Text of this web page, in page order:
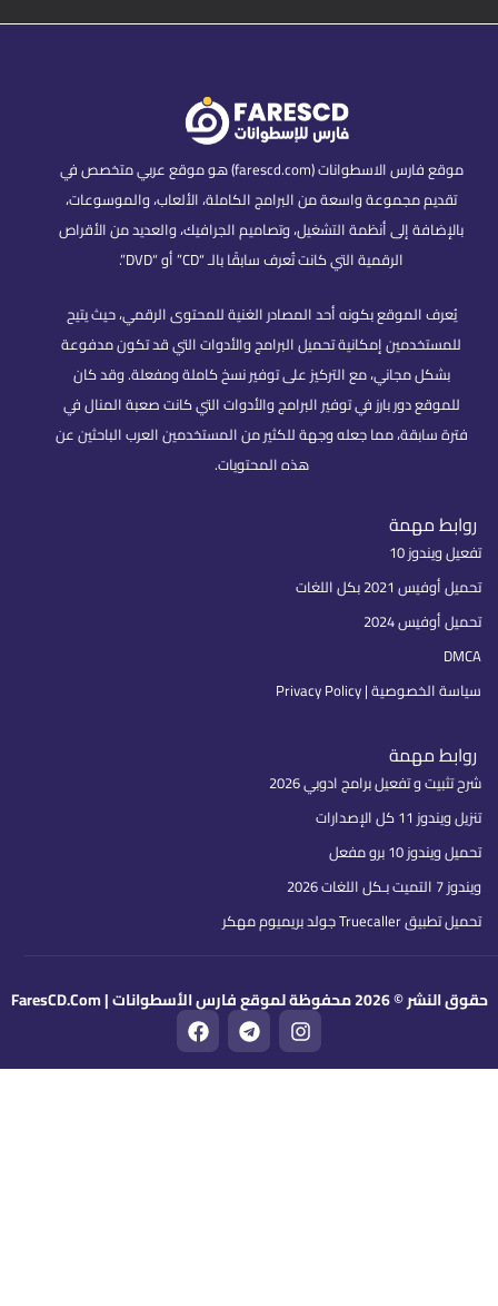
موقع فارس الاسطوانات (farescd.com) هو موقع عربي متخصص في
تقديم مجموعة واسعة من البرامج الكاملة، الألعاب، والموسوعات،
بالإضافة إلى أنظمة التشغيل، وتصاميم الجرافيك، والعديد من الأقراص
الرقمية التي كانت تُعرف سابقًا بالـ “CD” أو “DVD”.
يُعرف الموقع بكونه أحد المصادر الغنية للمحتوى الرقمي، حيث يتيح
للمستخدمين إمكانية تحميل البرامج والأدوات التي قد تكون مدفوعة
بشكل مجاني، مع التركيز على توفير نسخ كاملة ومفعلة. وقد كان
للموقع دور بارز في توفير البرامج والأدوات التي كانت صعبة المنال في
فترة سابقة، مما جعله وجهة للكثير من المستخدمين العرب الباحثين عن
هذه المحتويات.
روابط مهمة
تفعيل ويندوز 10
تحميل أوفيس 2021 بكل اللغات
تحميل أوفيس 2024
DMCA
سياسة الخصوصية | Privacy Policy
روابط مهمة
شرح تثبيت و تفعيل برامج ادوبي 2026
تنزيل ويندوز 11 كل الإصدارات
تحميل ويندوز 10 برو مفعل
ويندوز 7 التميت بـكل اللغات 2026
تحميل تطبيق Truecaller جولد بريميوم مهكر
حقوق النشر © 2026 محفوظة لموقع فارس الأسطوانات | FaresCD.Com I
n
s
t
T
e
l
e
F
a
c
e